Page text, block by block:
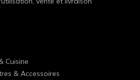
Cuisine
& Accessoires